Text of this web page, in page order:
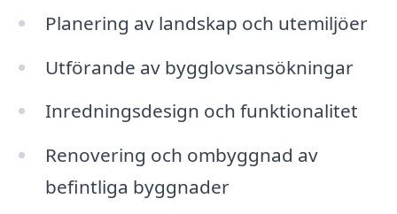
Planering av landskap och utemiljöer
Utförande av bygglovsansökningar
Inredningsdesign och funktionalitet
Renovering och ombyggnad av
befintliga byggnader